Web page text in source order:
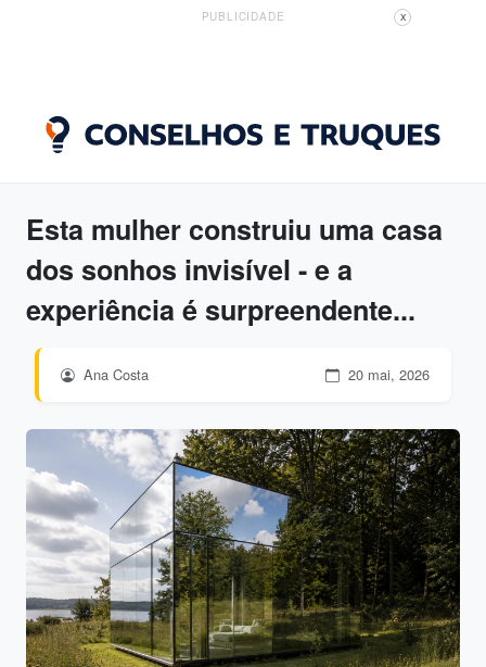
PUBLICIDADE X
Esta mulher construiu uma casa
dos sonhos invisível - e a
experiência é surpreendente...
Ana Costa 20 mai, 2026